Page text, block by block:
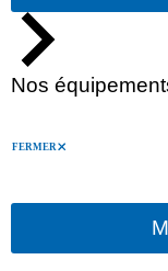
Nos
FERMER